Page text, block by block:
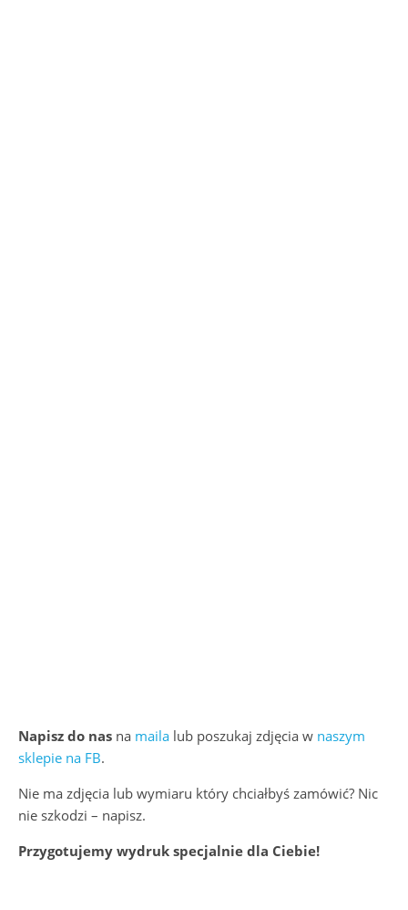
Napisz do nas na maila lub poszukaj zdjęcia w naszym
sklepie na FB.
Nie ma zdjęcia lub wymiaru który chciałbyś zamówić? Nic
nie szkodzi – napisz.
Przygotujemy wydruk specjalnie dla Ciebie!